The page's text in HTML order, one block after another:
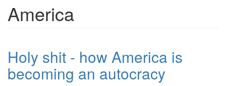
America
Holy shit - how America is
becoming an autocracy